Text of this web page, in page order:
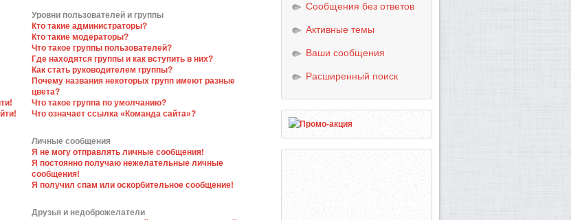
Уровни пользователей и группы
Кто такие администраторы?
Кто такие модераторы?
Что такое группы пользователей?
Где находятся группы и как вступить в них?
Как стать руководителем группы?
Почему названия некоторых групп имеют разные
цвета?
Что такое группа по умолчанию?
Что означает ссылка «Команда сайта»?
Личные сообщения
Я не могу отправлять личные сообщения!
Я постоянно получаю нежелательные личные
сообщения!
Я получил спам или оскорбительное сообщение!
Друзья и недоброжелатели
Сообщения без ответов
Активные темы
Ваши сообщения
Расширенный поиск